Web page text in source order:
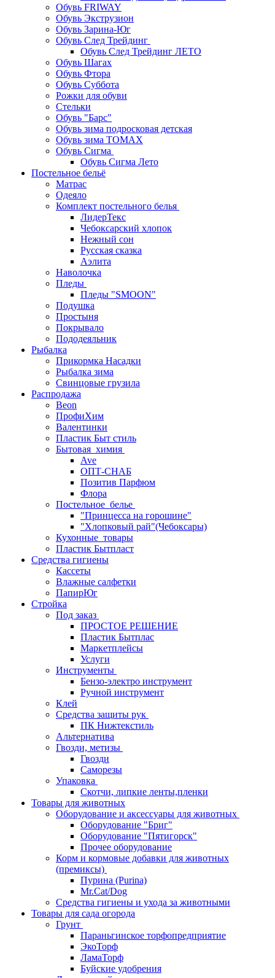
Обувь FRIWAY
Обувь Экструзион
Обувь Зарина-Юг
Обувь След Трейдинг
Обувь След Трейдинг ЛЕТО
Обувь Шагах
Обувь Фтора
Обувь Суббота
Рожки для обуви
Стельки
Обувь "Барс"
Обувь зима подросковая детская
Обувь зима ТОМАХ
Обувь Сигма
Обувь Сигма Лето
Постельное бельё
Матрас
Одеяло
Комплект постельного белья
ЛидерТекс
Чебоксарский хлопок
Нежный сон
Русская сказка
Аэлита
Наволочка
Пледы
Пледы "SMOON"
Подушка
Простыня
Покрывало
Пододеяльник
Рыбалка
Прикормка Насадки
Рыбалка зима
Свинцовые грузила
Распродажа
Beon
ПрофиХим
Валентинки
Пластик Быт стиль
Бытовая_химия
Ave
ОПТ-СНАБ
Позитив Парфюм
Флора
Постельное_белье
"Принцесса на горошине"
"Хлопковый рай"(Чебоксары)
Кухонные_товары
Пластик Бытпласт
Средства гигиены
Кассеты
Влажные салфетки
ПапирЮг
Стройка
Под заказ
ПРОСТОЕ РЕШЕНИЕ
Пластик Бытплас
Маркетплейсы
Услуги
Инструменты
Бензо-электро инструмент
Ручной инструмент
Клей
Средства защиты рук
ПК Нижтекстиль
Альтернатива
Гвозди, метизы
Гвозди
Саморезы
Упаковка
Скотчи, липкие ленты,пленки
Товары для животных
Оборудование и аксессуары для животных
Оборудование "Бриг"
Оборудование "Пятигорск"
Прочее оборудование
Корм и кормовые добавки для животных
(премиксы)
Пурина (Purina)
Mr.Cat/Dog
Средства гигиены и ухода за животными
Товары для сада огорода
Грунт
Параньгинское торфопредприятие
ЭкоТорф
ЛамаТорф
Буйские удобрения